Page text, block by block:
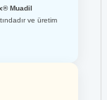
Muadil
ve üretim